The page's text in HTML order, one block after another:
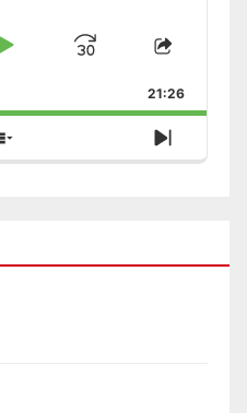
Play
Jump
Forward
Share
Episode
21:26
Show
Episodes
Next
Episode